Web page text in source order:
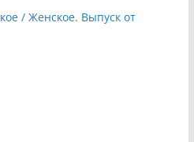
/ Женское. Выпуск от